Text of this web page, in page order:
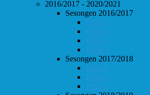
2016/2017 - 2020/2021
Sesongen 2016/2017
Follo 1
Follo 2
Follo 3
Follo 4
Sesongen 2017/2018
Follo 1
Follo 2
Follo 3